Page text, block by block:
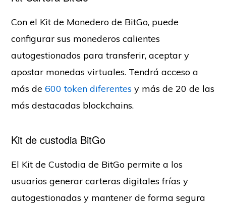
Con el Kit de Monedero de BitGo, puede
configurar sus monederos calientes
autogestionados para transferir, aceptar y
apostar monedas virtuales. Tendrá acceso a
más de600 token diferentes y más de 20 de las
más destacadas blockchains.
Kit de custodia BitGo
El Kit de Custodia de BitGo permite a los
usuarios generar carteras digitales frías y
autogestionadas y mantener de forma segura